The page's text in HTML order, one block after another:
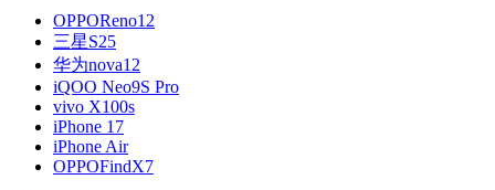
OPPOReno12
三星S25
华为nova12
iQOO Neo9S Pro
vivo X100s
iPhone 17
iPhone Air
OPPOFindX7